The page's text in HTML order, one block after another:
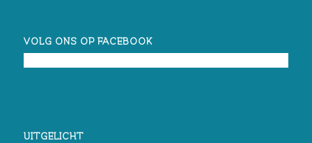
VOLG ONS OP FACEBOOK
UITGELICHT